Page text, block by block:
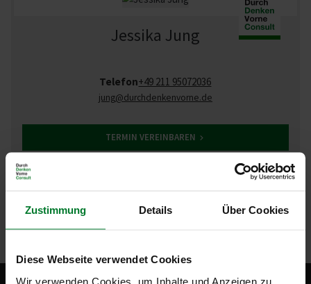
Zustimmung Details Über Cookies
Diese Webseite verwendet Cookies
Wir verwenden Cookies, um Inhalte und Anzeigen zu
Jessika Jung
Telefon+49 211 95072036
jung@durchdenkenvorne.de
TERMIN VEREINBAREN